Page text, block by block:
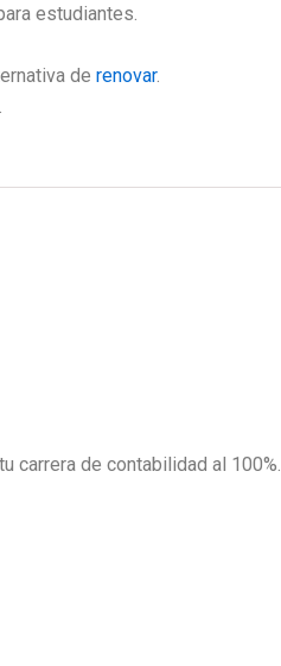
estudiantes.
de renovar.
carrera de contabilidad al 100%.